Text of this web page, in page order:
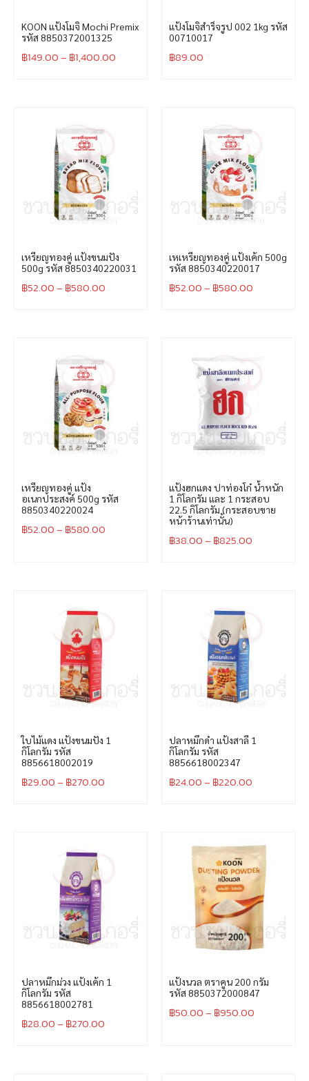
KOON แป้งโมจิ Mochi Premix
รหัส 8850372001325
฿149.00– ฿1,400.00
แป้งโมจิสำร็จรูป 002 1kg รหัส
00710017
฿89.00
เหรียญทองคู่ แป้งขนมปัง
500g รหัส 8850340220031
฿52.00– ฿580.00
เหเหรียญทองคู่ แป้งเค้ก 500g
รหัส 8850340220017
฿52.00– ฿580.00
เหรียญทองคู่ แป้ง
อเนกประสงค์ 500g รหัส
8850340220024
฿52.00– ฿580.00
แป้งฮกแดง ปาท่องโก๋ น้ำหนัก
1 กิโลกรัม และ 1 กระสอบ
22.5 กิโลกรัม (กระสอบขาย
หน้าร้านเท่านั้น)
฿38.00– ฿825.00
ใบไม้แดง แป้งขนมปัง 1
กิโลกรัม รหัส
8856618002019
฿29.00– ฿270.00
ปลาหมึกดำ แป้งสาลี 1
กิโลกรัม รหัส
8856618002347
฿24.00– ฿220.00
ปลาหมึกม่วง แป้งเค้ก 1
กิโลกรัม รหัส
8856618002781
฿28.00– ฿270.00
แป้งนวล ตราคูน 200 กรัม
รหัส 8850372000847
฿50.00– ฿950.00